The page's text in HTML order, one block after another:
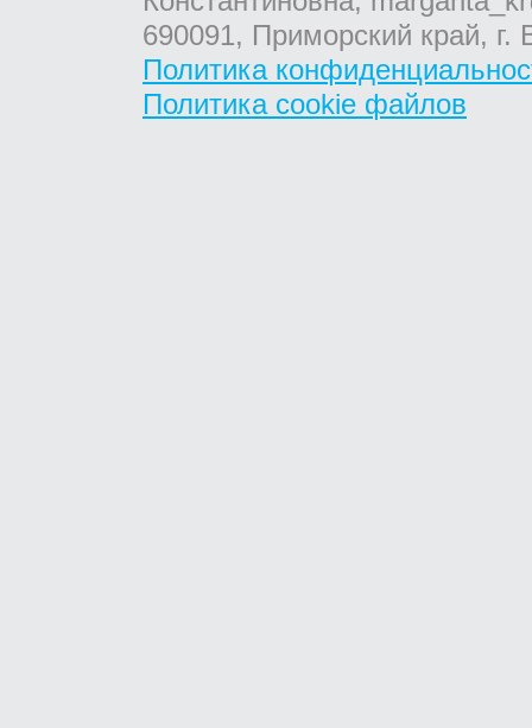
690091, Приморский край,
Политика
Политика cookie файлов